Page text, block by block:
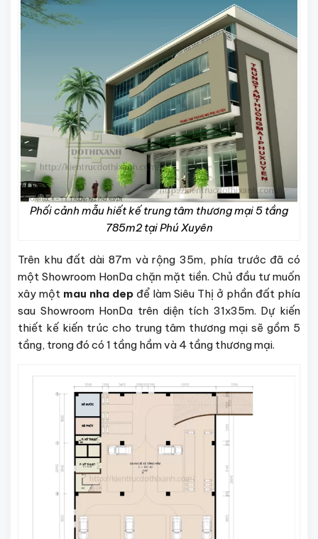
Phối cảnh mẫu hiết kế trung tâm thương mại 5 tầng
785m2 tại Phú Xuyên
Trên khu đất dài 87m và rộng 35m, phía trước đã có
một Showroom HonDa chặn mặt tiền. Chủ đầu tư muốn
xây một mau nha dep để làm Siêu Thị ở phần đất phía
sau Showroom HonDa trên diện tích 31x35m. Dự kiến
thiết kế kiến trúc cho trung tâm thương mại sẽ gồm 5
tầng, trong đó có 1 tầng hầm và 4 tầng thương mại.